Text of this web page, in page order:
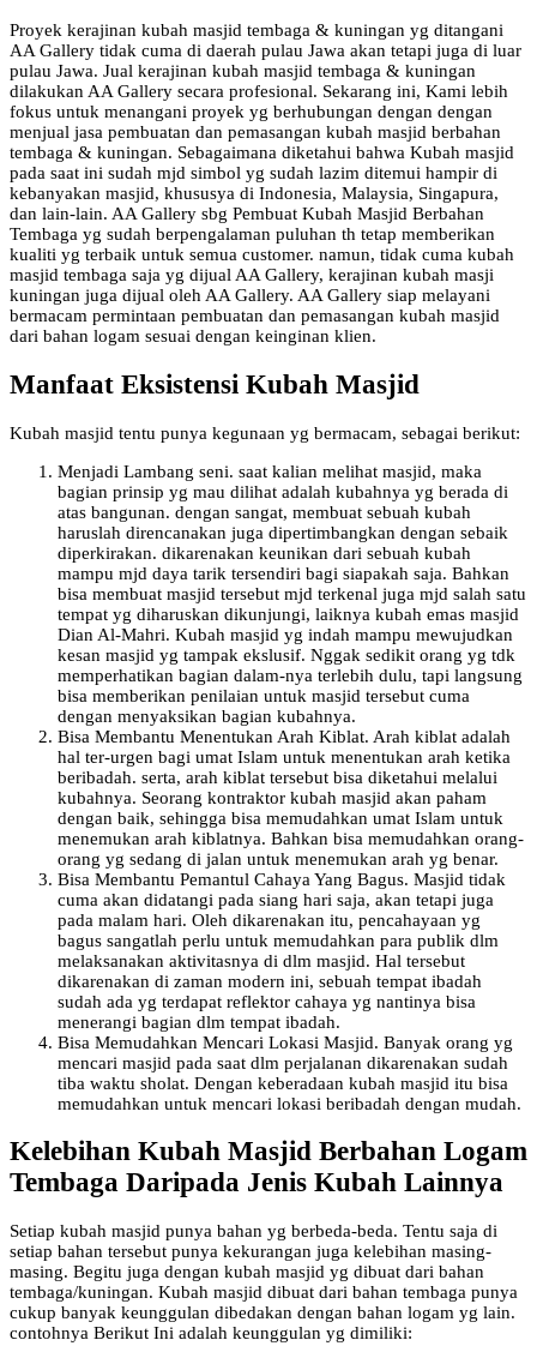
Proyek kerajinan kubah masjid tembaga & kuningan yg ditangani
AA Gallery tidak cuma di daerah pulau Jawa akan tetapi juga di luar
pulau Jawa. Jual kerajinan kubah masjid tembaga & kuningan
dilakukan AA Gallery secara profesional. Sekarang ini, Kami lebih
fokus untuk menangani proyek yg berhubungan dengan dengan
menjual jasa pembuatan dan pemasangan kubah masjid berbahan
tembaga & kuningan. Sebagaimana diketahui bahwa Kubah masjid
pada saat ini sudah mjd simbol yg sudah lazim ditemui hampir di
kebanyakan masjid, khususya di Indonesia, Malaysia, Singapura,
dan lain-lain. AA Gallery sbg Pembuat Kubah Masjid Berbahan
Tembaga yg sudah berpengalaman puluhan th tetap memberikan
kualiti yg terbaik untuk semua customer. namun, tidak cuma kubah
masjid tembaga saja yg dijual AA Gallery, kerajinan kubah masji
kuningan juga dijual oleh AA Gallery. AA Gallery siap melayani
bermacam permintaan pembuatan dan pemasangan kubah masjid
dari bahan logam sesuai dengan keinginan klien.
Manfaat Eksistensi Kubah Masjid
Kubah masjid tentu punya kegunaan yg bermacam, sebagai berikut:
Menjadi Lambang seni. saat kalian melihat masjid, maka
bagian prinsip yg mau dilihat adalah kubahnya yg berada di
atas bangunan. dengan sangat, membuat sebuah kubah
haruslah direncanakan juga dipertimbangkan dengan sebaik
diperkirakan. dikarenakan keunikan dari sebuah kubah
mampu mjd daya tarik tersendiri bagi siapakah saja. Bahkan
bisa membuat masjid tersebut mjd terkenal juga mjd salah satu
tempat yg diharuskan dikunjungi, laiknya kubah emas masjid
Dian Al-Mahri. Kubah masjid yg indah mampu mewujudkan
kesan masjid yg tampak ekslusif. Nggak sedikit orang yg tdk
memperhatikan bagian dalam-nya terlebih dulu, tapi langsung
bisa memberikan penilaian untuk masjid tersebut cuma
dengan menyaksikan bagian kubahnya.
Bisa Membantu Menentukan Arah Kiblat. Arah kiblat adalah
hal ter-urgen bagi umat Islam untuk menentukan arah ketika
beribadah. serta, arah kiblat tersebut bisa diketahui melalui
kubahnya. Seorang kontraktor kubah masjid akan paham
dengan baik, sehingga bisa memudahkan umat Islam untuk
menemukan arah kiblatnya. Bahkan bisa memudahkan orang-
orang yg sedang di jalan untuk menemukan arah yg benar.
Bisa Membantu Pemantul Cahaya Yang Bagus. Masjid tidak
cuma akan didatangi pada siang hari saja, akan tetapi juga
pada malam hari. Oleh dikarenakan itu, pencahayaan yg
bagus sangatlah perlu untuk memudahkan para publik dlm
melaksanakan aktivitasnya di dlm masjid. Hal tersebut
dikarenakan di zaman modern ini, sebuah tempat ibadah
sudah ada yg terdapat reflektor cahaya yg nantinya bisa
menerangi bagian dlm tempat ibadah.
Bisa Memudahkan Mencari Lokasi Masjid. Banyak orang yg
mencari masjid pada saat dlm perjalanan dikarenakan sudah
tiba waktu sholat. Dengan keberadaan kubah masjid itu bisa
memudahkan untuk mencari lokasi beribadah dengan mudah.
Kelebihan Kubah Masjid Berbahan Logam
Tembaga Daripada Jenis Kubah Lainnya
Setiap kubah masjid punya bahan yg berbeda-beda. Tentu saja di
setiap bahan tersebut punya kekurangan juga kelebihan masing-
masing. Begitu juga dengan kubah masjid yg dibuat dari bahan
tembaga/kuningan. Kubah masjid dibuat dari bahan tembaga punya
cukup banyak keunggulan dibedakan dengan bahan logam yg lain.
contohnya Berikut Ini adalah keunggulan yg dimiliki: